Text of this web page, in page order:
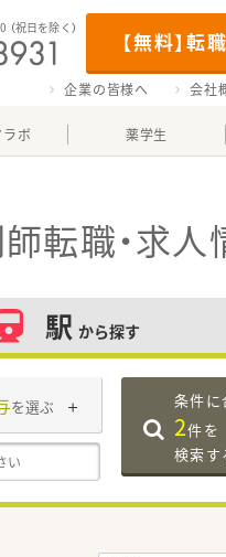
【無料】転
（祝日を除く）
企業の皆様へ 会社
ボ 薬学生
転職・求
駅 から探す
を選ぶ 条件に
2件を
検索す